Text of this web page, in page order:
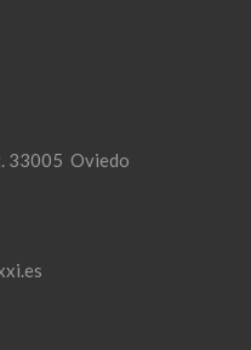
33005 Oviedo